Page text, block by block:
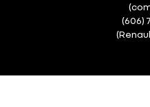
(606)